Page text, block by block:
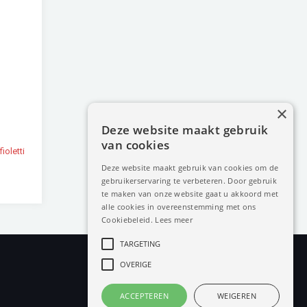
Deze website maakt gebruik
van cookies
Deze website maakt gebruik van cookies om de
gebruikerservaring te verbeteren. Door gebruik
te maken van onze website gaat u akkoord met
alle cookies in overeenstemming met ons
Cookiebeleid. Lees meer
TARGETING
OVERIGE
ACCEPTEREN WEIGEREN
×